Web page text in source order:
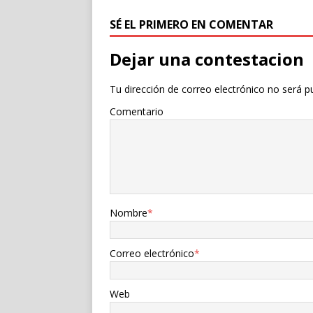
SÉ EL PRIMERO EN COMENTAR
Dejar una contestacion
Tu dirección de correo electrónico no será
Comentario
Nombre*
Correo electrónico*
Web